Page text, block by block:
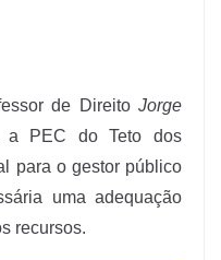
de Direito Jorge
a PEC do Teto dos
para o gestor público
uma adequação
recursos.